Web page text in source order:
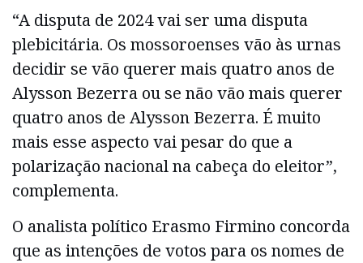
“A disputa de 2024 vai ser uma disputa
plebicitária. Os mossoroenses vão às urnas
decidir se vão querer mais quatro anos de
Alysson Bezerra ou se não vão mais querer
quatro anos de Alysson Bezerra. É muito
mais esse aspecto vai pesar do que a
polarização nacional na cabeça do eleitor”,
complementa.
O analista político Erasmo Firmino concorda
que as intenções de votos para os nomes de